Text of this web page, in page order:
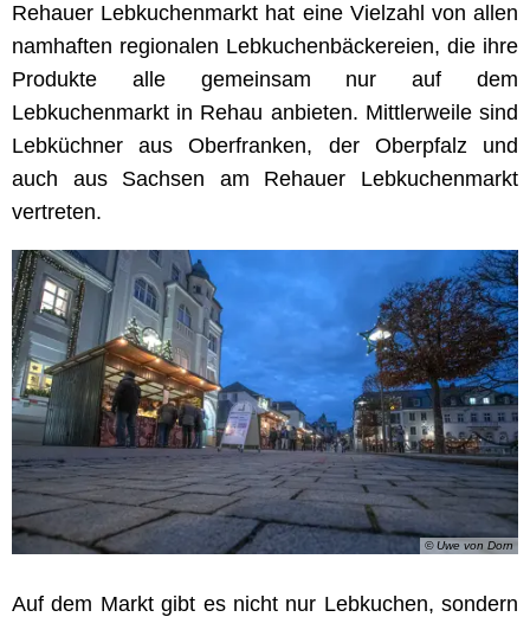
Rehauer Lebkuchenmarkt hat eine Vielzahl von allen
namhaften regionalen Lebkuchenbäckereien, die ihre
Produkte alle gemeinsam nur auf dem
Lebkuchenmarkt in Rehau anbieten. Mittlerweile sind
Lebküchner aus Oberfranken, der Oberpfalz und
auch aus Sachsen am Rehauer Lebkuchenmarkt
vertreten.
© Uwe von Dorn
Auf dem Markt gibt es nicht nur Lebkuchen, sondern